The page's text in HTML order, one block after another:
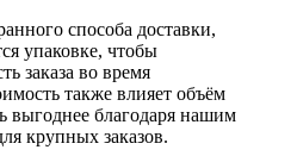
способа доставки,
упаковке, чтобы
заказа во время
также влияет объём
выгоднее благодаря нашим
крупных заказов.